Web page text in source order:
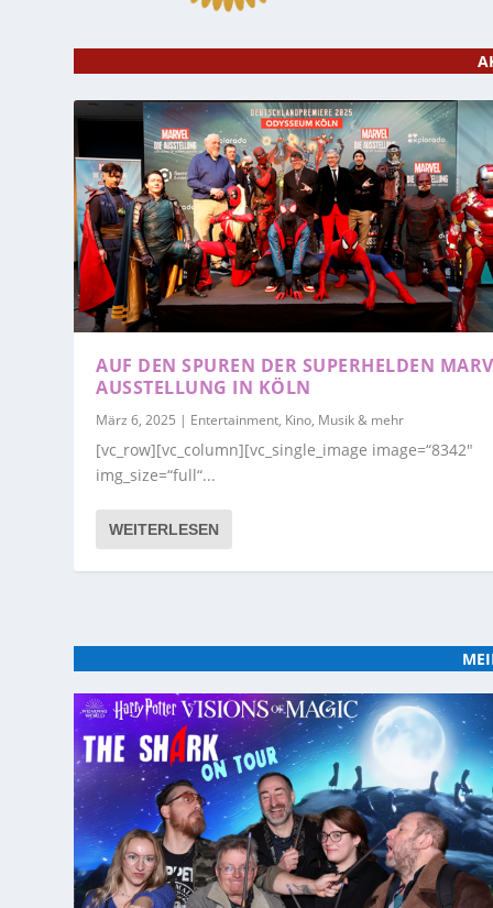
AUF DEN SPUREN DER SUPERHELDEN
AUSSTELLUNG IN KÖLN
März 6, 2025 | Entertainment, Kino, Musik & mehr
[vc_row][vc_column][vc_single_image image=“8342″
img_size=“full“...
WEITERLESEN